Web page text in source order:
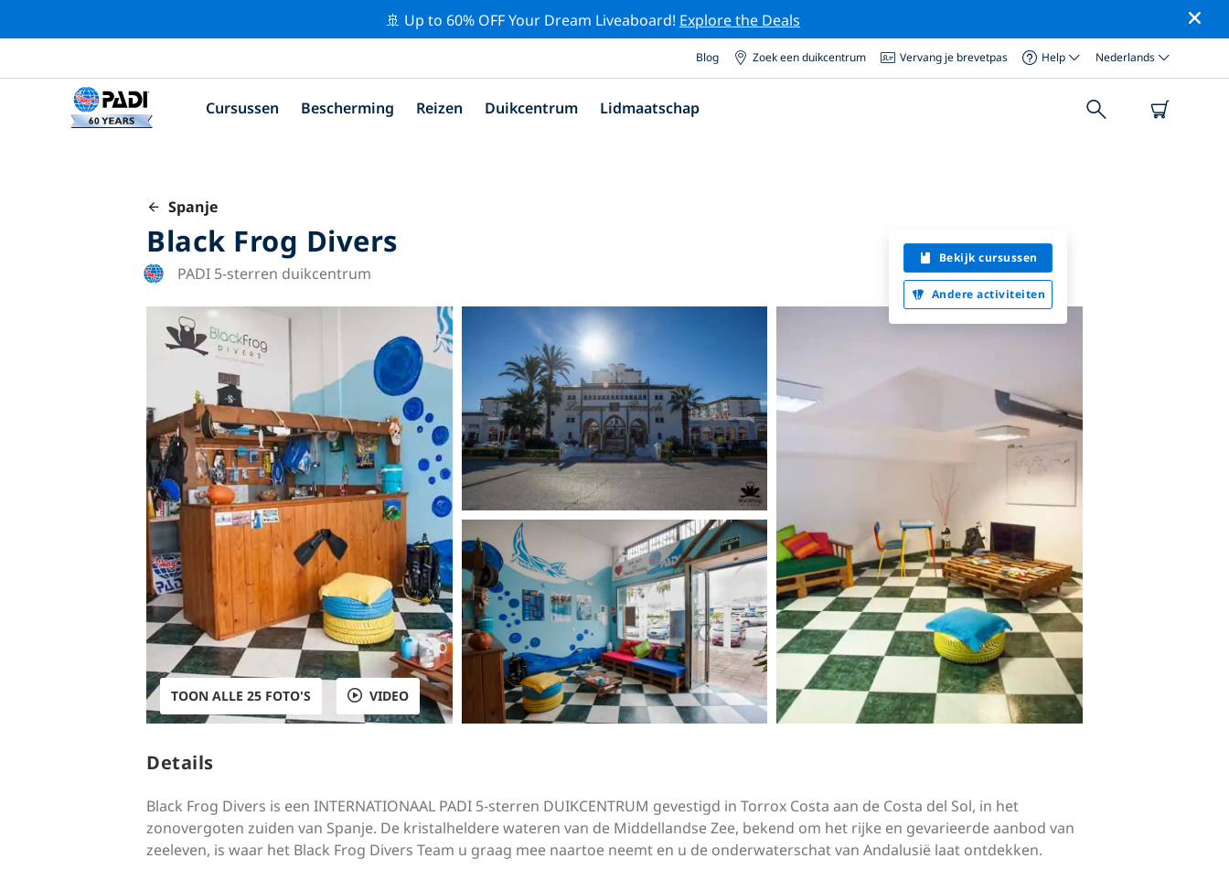
🚢 Up to 60% OFF Your Dream Liveaboard! Explore the Deals
Blog Zoek een duikcentrum Vervang je brevetpas Help Nederlands
Cursussen Bescherming Reizen Duikcentrum Lidmaatschap
Spanje
Black Frog Divers
PADI 5-sterren duikcentrum
Bekijk cursussen
Andere activiteiten
TOON ALLE 25 FOTO'S VIDEO
Details
Black Frog Divers is een INTERNATIONAAL PADI 5-sterren DUIKCENTRUM gevestigd in Torrox Costa aan de Costa del Sol, in het
zonovergoten zuiden van Spanje. De kristalheldere wateren van de Middellandse Zee, bekend om het rijke en gevarieerde aanbod van
zeeleven, is waar het Black Frog Divers Team u graag mee naartoe neemt en u de onderwaterschat van Andalusië laat ontdekken.